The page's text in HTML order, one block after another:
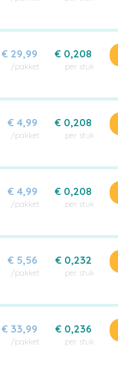
€ 29,99
/pakket
€ 0,208
per stuk
€ 4,99
/pakket
€ 0,208
per stuk
€ 4,99
/pakket
€ 0,208
per stuk
€ 5,56
/pakket
€ 0,232
per stuk
€ 33,99
/pakket
€ 0,236
per stuk